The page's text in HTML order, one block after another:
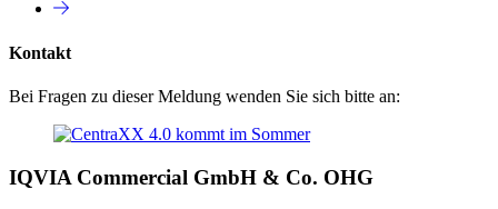
Kontakt
Bei Fragen zu dieser Meldung wenden Sie sich bitte an:
IQVIA Commercial GmbH & Co. OHG